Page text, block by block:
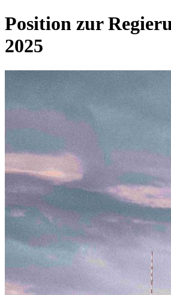
Position zur
2025